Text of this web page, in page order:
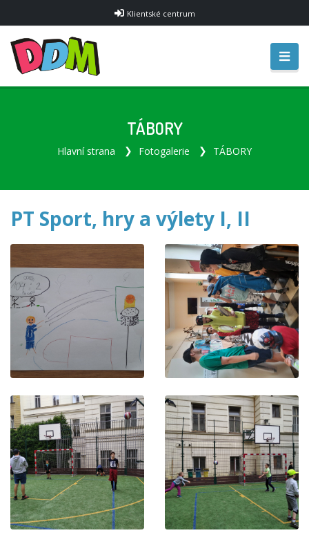
Klientské centrum
TÁBORY
Hlavní strana Fotogalerie TÁBORY
PT Sport, hry a výlety I, II